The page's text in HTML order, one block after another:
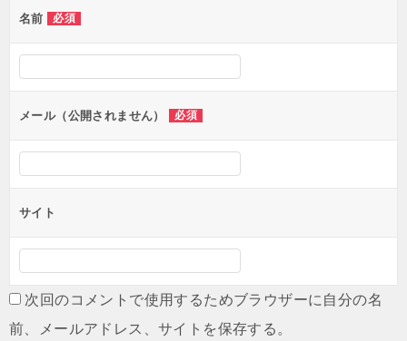
名前 必須
メール（公開されません） 必須
サイト
次回のコメントで使用するためブラウザーに自分の名
前、メールアドレス、サイトを保存する。